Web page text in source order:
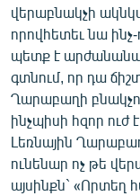
վերաբնակչի
որովհետեւ նա
պետք է
գտնում, որ դա
Ղարաբաղի
ինչպիսի հզոր
Լեռնային
ունենար ոչ թե
այսինքն` «Որտեղ